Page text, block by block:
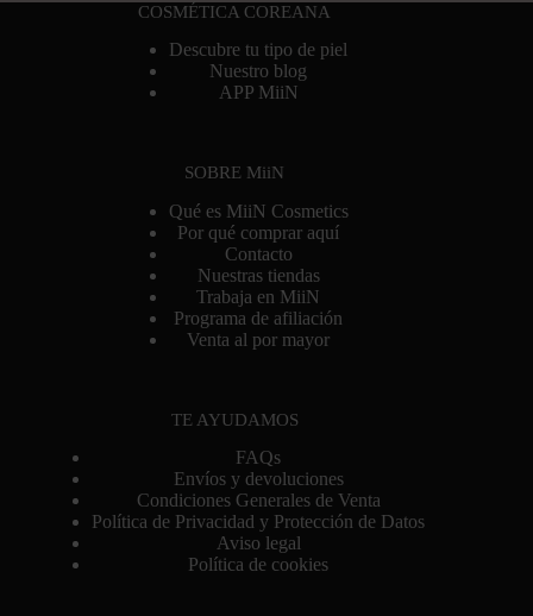
COSMÉTICA COREANA
Descubre tu tipo de piel
Nuestro blog
APP MiiN
SOBRE MiiN
Qué es MiiN Cosmetics
Por qué comprar aquí
Contacto
Nuestras tiendas
Trabaja en MiiN
Programa de afiliación
Venta al por mayor
TE AYUDAMOS
FAQs
Envíos y devoluciones
Condiciones Generales de Venta
Política de Privacidad y Protección de Datos
Aviso legal
Política de cookies